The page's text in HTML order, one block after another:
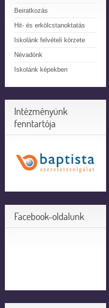
Beiratkozás
Hit- és erkölcstanoktatás
Iskolánk felvételi körzete
Névadónk
Iskolánk képekben
Intézményünk
fenntartója
Facebook-oldalunk